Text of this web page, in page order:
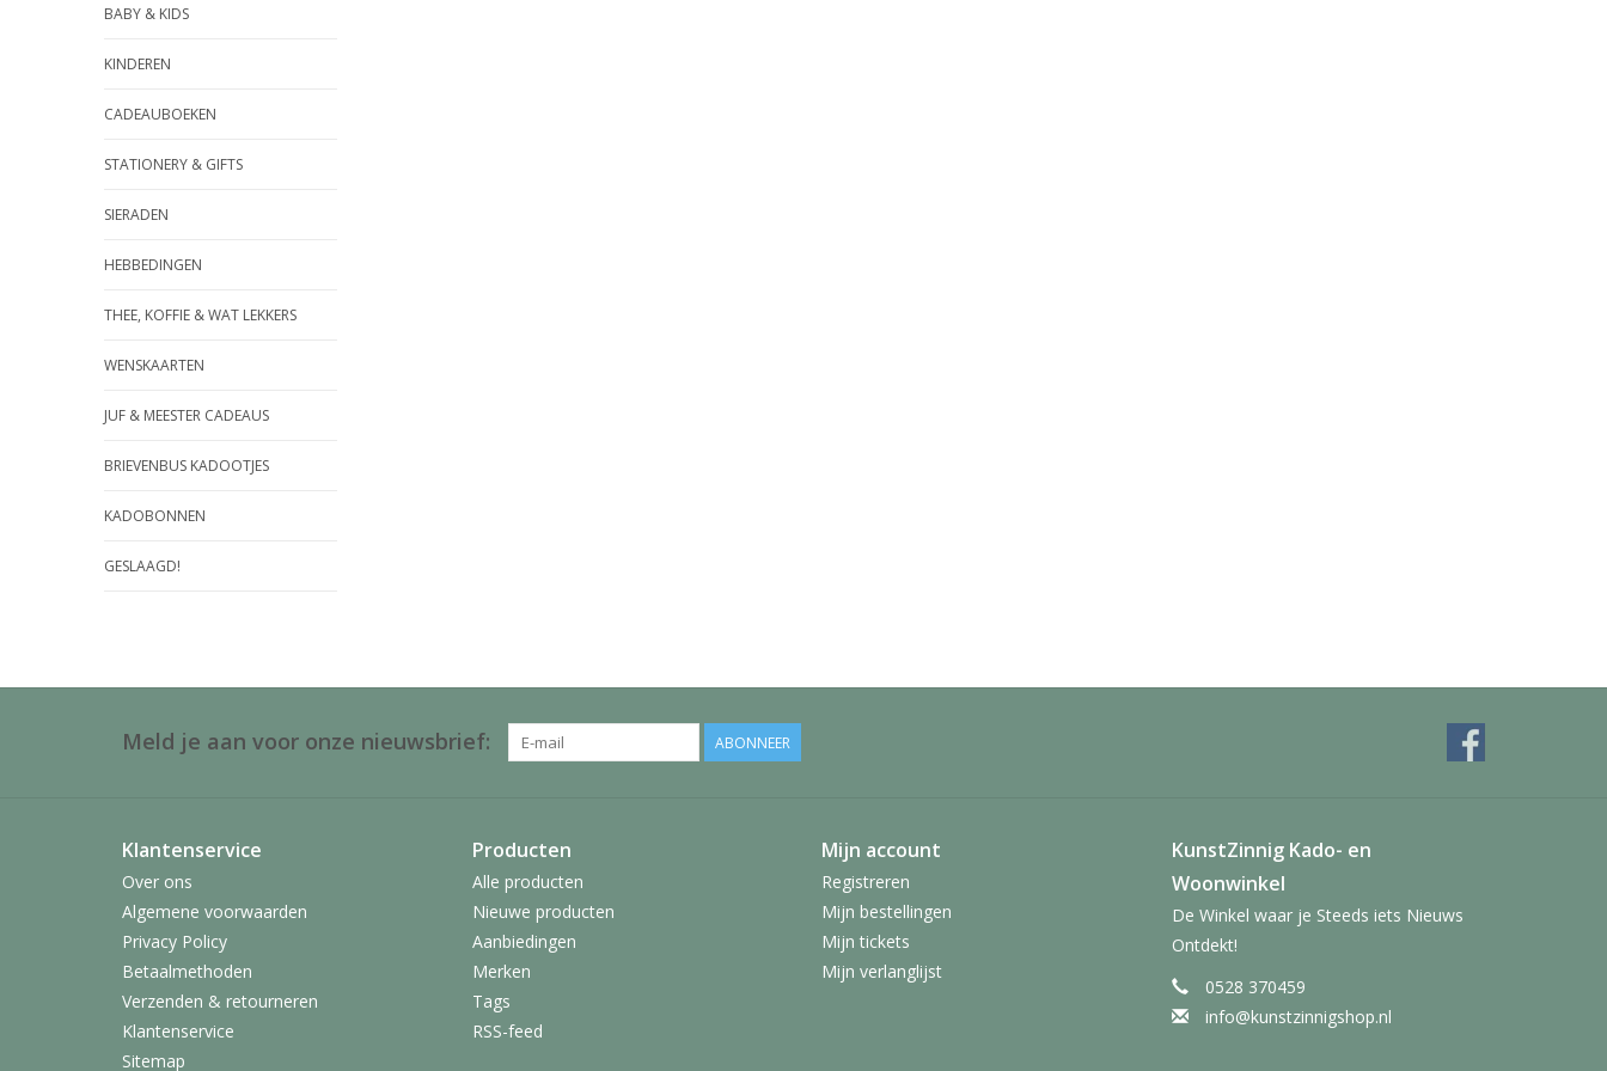
BABY & KIDS
KINDEREN
CADEAUBOEKEN
STATIONERY & GIFTS
SIERADEN
HEBBEDINGEN
THEE, KOFFIE & WAT LEKKERS
WENSKAARTEN
JUF & MEESTER CADEAUS
BRIEVENBUS KADOOTJES
KADOBONNEN
GESLAAGD!
Meld je aan voor onze nieuwsbrief: ABONNEER
Klantenservice
Over ons
Algemene voorwaarden
Privacy Policy
Betaalmethoden
Verzenden & retourneren
Klantenservice
Sitemap
Producten
Alle producten
Nieuwe producten
Aanbiedingen
Merken
Tags
RSS-feed
Mijn account
Registreren
Mijn bestellingen
Mijn tickets
Mijn verlanglijst
KunstZinnig Kado- en
Woonwinkel
De Winkel waar je Steeds iets Nieuws
Ontdekt!
0528 370459
info@kunstzinnigshop.nl